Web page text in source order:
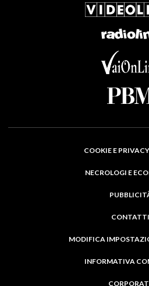
COOKIE E
NECROLOGI E
CONTATTI
MODIFICA
INFORMATIVA